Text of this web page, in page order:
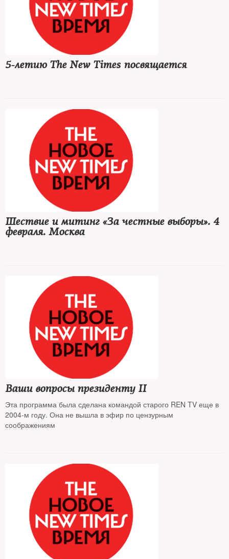
5-летию The New Times посвящается
Шествие и митинг «За честные выборы». 4
февраля. Москва
Ваши вопросы президенту II
Эта программа была сделана командой старого REN TV еще в
2004-м году. Она не вышла в эфир по цензурным
соображениям